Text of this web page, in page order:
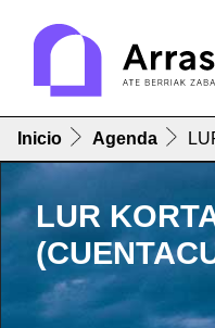
Inicio Agenda
LUR